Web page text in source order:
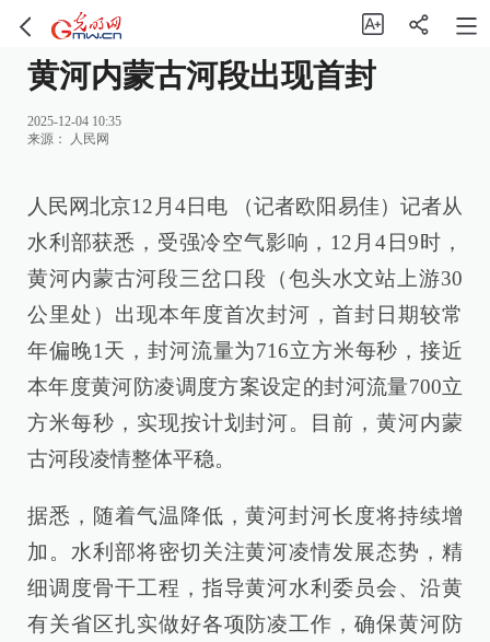
黄河内蒙古河段出现首封
2025-12-04 10:35
来源：
人民网
人民网北京12月4日电 （记者欧阳易佳）记者从
水利部获悉，受强冷空气影响，12月4日9时，
黄河内蒙古河段三岔口段（包头水文站上游30
公里处）出现本年度首次封河，首封日期较常
年偏晚1天，封河流量为716立方米每秒，接近
本年度黄河防凌调度方案设定的封河流量700立
方米每秒，实现按计划封河。目前，黄河内蒙
古河段凌情整体平稳。
据悉，随着气温降低，黄河封河长度将持续增
加。水利部将密切关注黄河凌情发展态势，精
细调度骨干工程，指导黄河水利委员会、沿黄
有关省区扎实做好各项防凌工作，确保黄河防